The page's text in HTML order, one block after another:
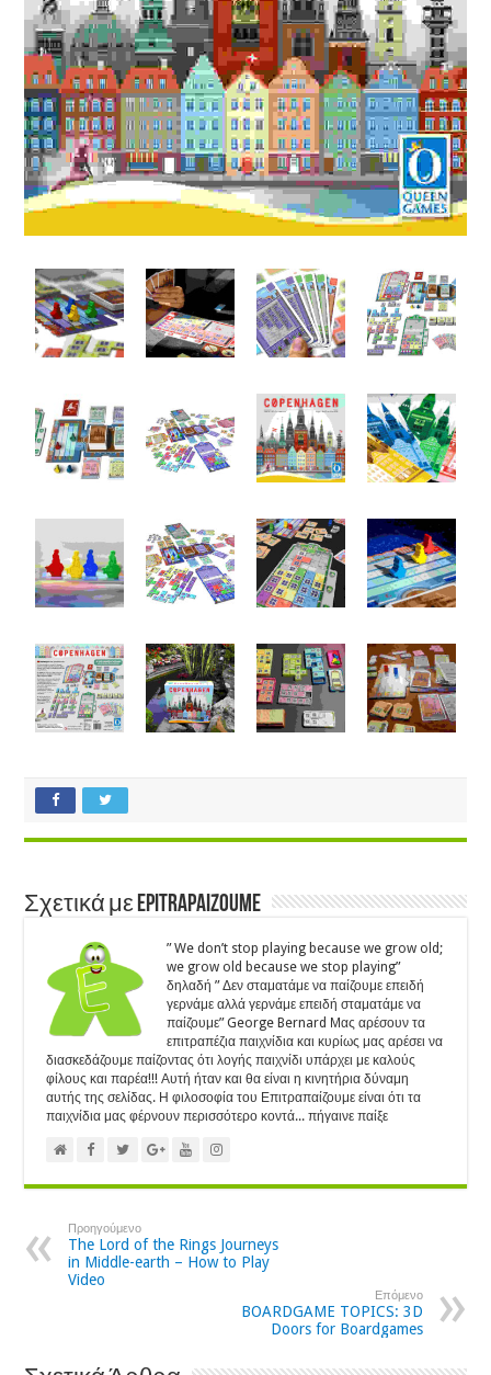
Σχετικά με Epitrapaizoume
” We don’t stop playing because we grow old;
we grow old because we stop playing”
δηλαδή ” Δεν σταματάμε να παίζουμε επειδή
γερνάμε αλλά γερνάμε επειδή σταματάμε να
παίζουμε” George Bernard Μας αρέσουν τα
επιτραπέζια παιχνίδια και κυρίως μας αρέσει να
διασκεδάζουμε παίζοντας ότι λογής παιχνίδι υπάρχει με καλούς
φίλους και παρέα!!! Αυτή ήταν και θα είναι η κινητήρια δύναμη
αυτής της σελίδας. Η φιλοσοφία του Επιτραπαίζουμε είναι ότι τα
παιχνίδια μας φέρνουν περισσότερο κοντά... πήγαινε παίξε
Προηγούμενο
The Lord of the Rings Journeys
in Middle-earth – How to Play
Video
Επόμενο
BOARDGAME TOPICS: 3D
Doors for Boardgames